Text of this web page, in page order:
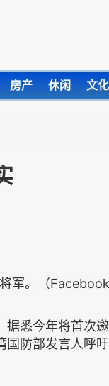
房产 休闲 文化
军。（Facebook
据悉今年将首次
防部发言人呼